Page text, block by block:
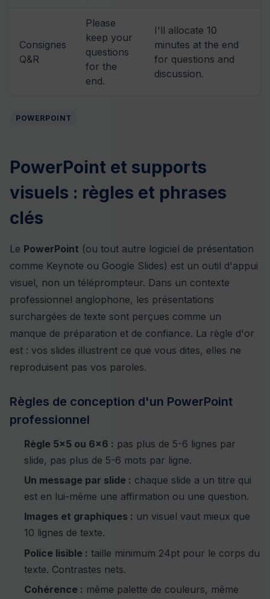
Consignes
Q&R
Please
keep your
questions
for the
end.
I'll allocate 10
minutes at the end
for questions and
discussion.
POWERPOINT
PowerPoint et supports
visuels : règles et phrases
clés
Le PowerPoint (ou tout autre logiciel de présentation
comme Keynote ou Google Slides) est un outil d'appui
visuel, non un téléprompteur. Dans un contexte
professionnel anglophone, les présentations
surchargées de texte sont perçues comme un
manque de préparation et de confiance. La règle d'or
est : vos slides illustrent ce que vous dites, elles ne
reproduisent pas vos paroles.
Règles de conception d'un PowerPoint
professionnel
Règle 5x5 ou 6x6 : pas plus de 5-6 lignes par
slide, pas plus de 5-6 mots par ligne.
Un message par slide : chaque slide a un titre qui
est en lui-même une affirmation ou une question.
Images et graphiques : un visuel vaut mieux que
10 lignes de texte.
Police lisible : taille minimum 24pt pour le corps du
texte. Contrastes nets.
Cohérence : même palette de couleurs, même